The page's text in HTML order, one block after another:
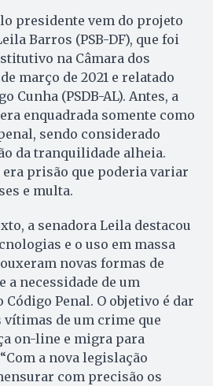
presidente vem do projeto
Barros (PSB-DF), que foi
na Câmara dos
março de 2021 e relatado
Cunha (PSDB-AL). Antes, a
enquadrada somente como
sendo considerado
da tranquilidade alheia.
prisão que poderia variar
e multa.
a senadora Leila destacou
e o uso em massa
novas formas de
a necessidade de um
Penal. O objetivo é dar
vítimas de um crime que
on-line e migra para
a nova legislação
com precisão os